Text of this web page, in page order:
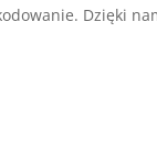
Dzięki